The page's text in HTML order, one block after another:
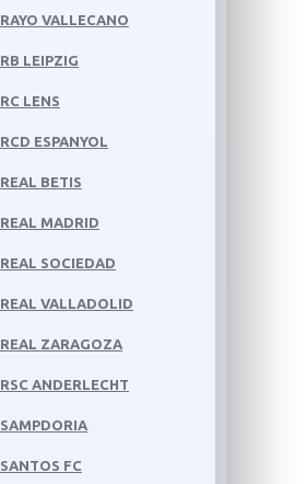
RAYO VALLECANO
RB LEIPZIG
RC LENS
RCD ESPANYOL
REAL BETIS
REAL MADRID
REAL SOCIEDAD
REAL VALLADOLID
REAL ZARAGOZA
RSC ANDERLECHT
SAMPDORIA
SANTOS FC